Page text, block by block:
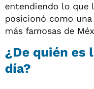
entendiendo lo que
posicionó como
más famosas de
¿De quién es
día?